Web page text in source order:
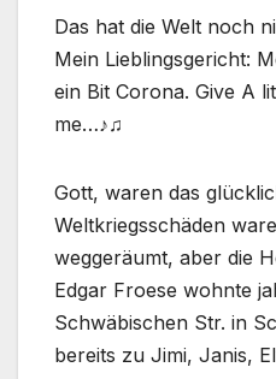
Das hat die Welt noch
Mein Lieblingsgericht:
ein Bit Corona. Give A
me…♪♫
Gott, waren das
Weltkriegsschäden
weggeräumt, aber die
Edgar Froese wohnte
Schwäbischen Str. in
bereits zu Jimi, Janis,